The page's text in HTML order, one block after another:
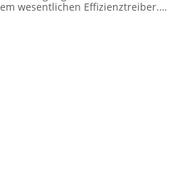
wesentlichen Effizienztreiber.…